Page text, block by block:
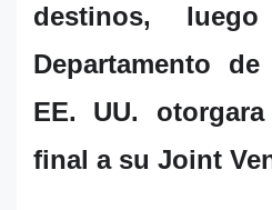
destinos,
Departamento
EE. UU.
final a su Joint